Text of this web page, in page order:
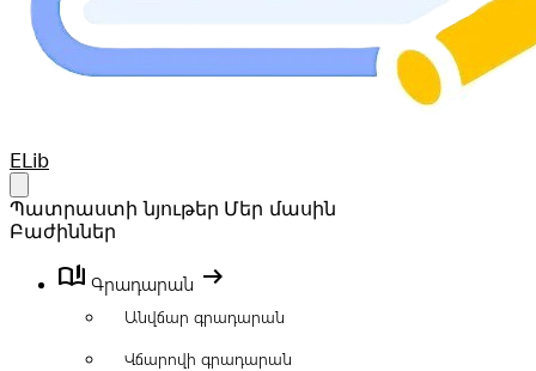
Your Company
ELib
Պատրաստի նյութեր Մեր մասին
Բաժիններ
book_ribbon Գրադարան arrow_right_alt
Անվճար գրադարան
Վճարովի գրադարան